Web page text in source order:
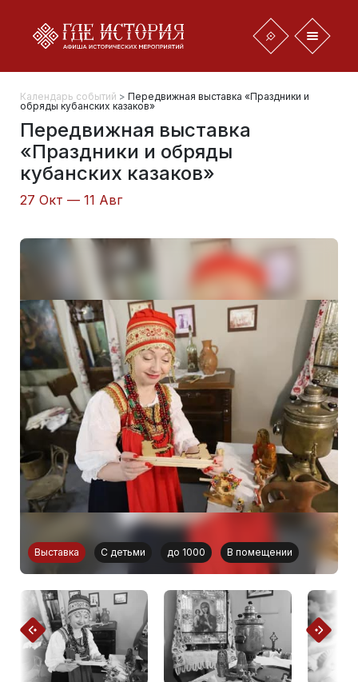
Календарь событий > Передвижная выставка «Праздники и
обряды кубанских казаков»
Передвижная выставка
«Праздники и обряды
кубанских казаков»
27 Окт — 11 Авг
Выставка С детьми до 1000 В помещении